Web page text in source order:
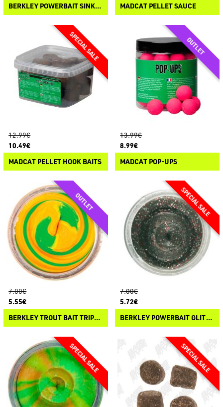
BERKLEY POWERBAIT SINKING GLITTER TROUT DOUGH
MADCAT PELLET SAUCE
12.99€
10.49€
MADCAT PELLET HOOK BAITS
13.99€
8.99€
MADCAT POP-UPS
7.00€
5.55€
BERKLEY TROUT BAIT TRIPLE SWIRLS
7.00€
5.72€
BERKLEY POWERBAIT GLITTER TROUT BAIT